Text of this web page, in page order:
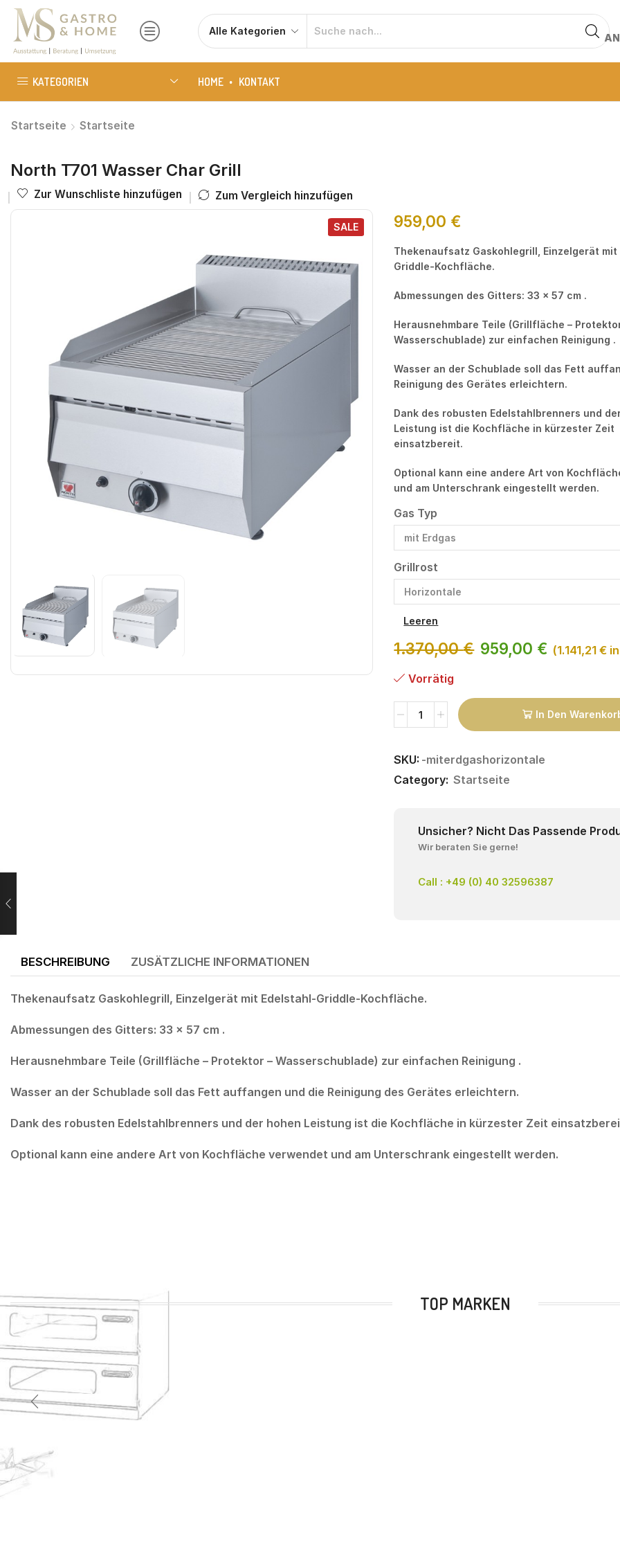
KATEGORIEN HOME KONTAKT
Startseite Startseite
North T701 Wasser Char Grill
Zur Wunschliste hinzufügen Zum Vergleich hinzufügen
SALE 959,00 €
Thekenaufsatz Gaskohlegrill, Einzelgerät
Griddle-Kochfläche.
Abmessungen des Gitters: 33 x 57 cm .
Herausnehmbare Teile (Grillfläche –
Wasserschublade) zur einfachen Reinigung .
Wasser an der Schublade soll das Fett
Reinigung des Gerätes erleichtern.
Dank des robusten Edelstahlbrenners und
Leistung ist die Kochfläche in kürzester Zeit
einsatzbereit.
Optional kann eine andere Art von
und am Unterschrank eingestellt werden.
Gas Typ
Grillrost
Leeren
1.370,00€ 959,00 € (1.141,21€
Vorrätig
In Den
SKU: -miterdgashorizontale
Category: Startseite
Unsicher? Nicht Das Passende
Wir beraten Sie gerne!
Call : +49 (0) 40 32596387
BESCHREIBUNG ZUSÄTZLICHE INFORMATIONEN
Thekenaufsatz Gaskohlegrill, Einzelgerät mit Edelstahl-Griddle-Kochfläche.
Abmessungen des Gitters: 33 x 57 cm .
Herausnehmbare Teile (Grillfläche – Protektor – Wasserschublade) zur einfachen Reinigung .
Wasser an der Schublade soll das Fett auffangen und die Reinigung des Gerätes erleichtern.
Dank des robusten Edelstahlbrenners und der hohen Leistung ist die Kochfläche in kürzester Zeit
Optional kann eine andere Art von Kochfläche verwendet und am Unterschrank eingestellt werden.
TOP MARKEN